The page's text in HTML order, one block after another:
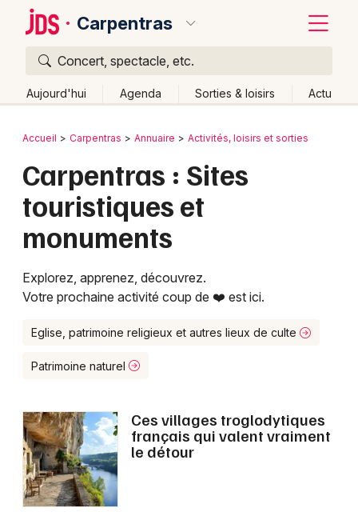
Carpentras
Concert, spectacle, etc.
Aujourd'hui Agenda Sorties & loisirs Actu
Publier un événement
Grands événements
Activité & Expérience
Concerts
Sports
Soirées
Bordeaux
Colmar
Lille
Marseille
Mulhouse
Montpellier
Nice
Paris
Strasbourg
Retour
Accueil Carpentras Annuaire Activités, loisirs et sorties
Carpentras : Sites
touristiques et
monuments
Explorez, apprenez, découvrez.
Votre prochaine activité coup de ❤️ est ici.
Eglise, patrimoine religieux et autres lieux de culte
Patrimoine naturel
Ces villages troglodytiques
français qui valent vraiment
le détour
Quoi ?
Où ?
Provence-Alpes-Côte-d'Azur
Partout
Changer de lieu
Quand ?